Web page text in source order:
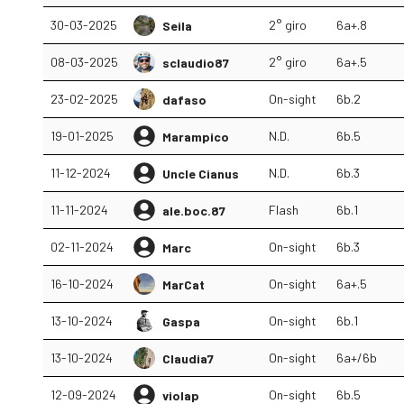
30-03-2025 Seila 2° giro 6a+.8
08-03-2025 sclaudio87 2° giro 6a+.5
23-02-2025 dafaso On-sight 6b.2
19-01-2025 Marampico N.D. 6b.5
11-12-2024 Uncle Cianus N.D. 6b.3
11-11-2024 ale.boc.87 Flash 6b.1
02-11-2024 Marc On-sight 6b.3
16-10-2024 MarCat On-sight 6a+.5
13-10-2024 Gaspa On-sight 6b.1
13-10-2024 Claudia7 On-sight 6a+/6b
12-09-2024 violap On-sight 6b.5